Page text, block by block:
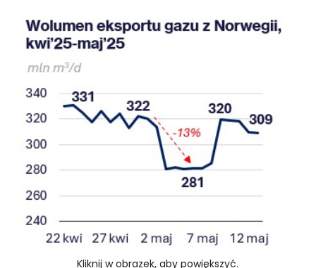
Kliknij w obrazek, aby powiększyć.